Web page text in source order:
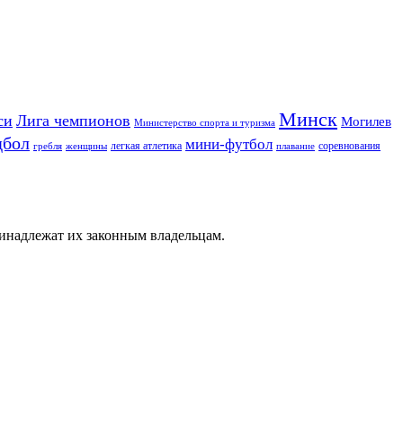
Лига чемпионов Министерство спорта и туризма Минск Могилев
гребля женщины легкая атлетика мини-футбол плавание соревнования
их законным владельцам.